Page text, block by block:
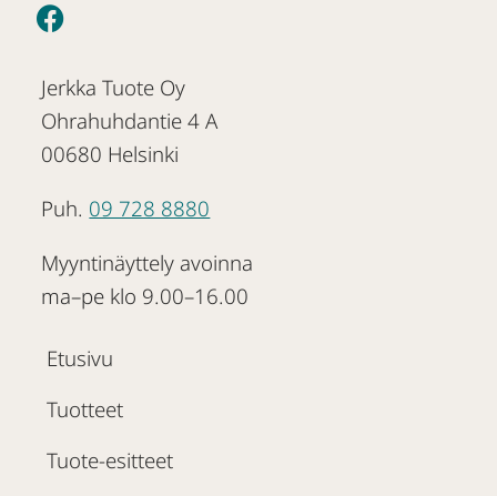
Jerkka Tuote Oy
Ohrahuhdantie 4 A
00680 Helsinki
Puh. 09 728 8880
Myyntinäyttely avoinna
ma–pe klo 9.00–16.00
Etusivu
Tuotteet
Tuote-esitteet